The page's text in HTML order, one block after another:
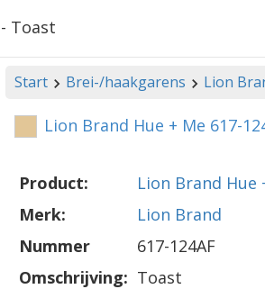
Toast
Start Brei-/haakgarens Lion
Lion Brand Hue + Me 617-
Product:
Lion Brand Hue
Merk:
Lion Brand
Nummer
617-124AF
Omschrijving: Toast